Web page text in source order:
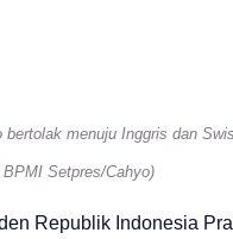
menuju Inggris dan
Setpres/Cahyo)
Republik Indonesia